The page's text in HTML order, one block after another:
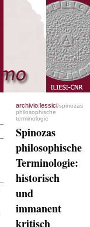
archivio/lessici/spinozas
philosophische
terminologie
Spinozas
philosophische
Terminologie:
historisch
und
immanent
kritisch